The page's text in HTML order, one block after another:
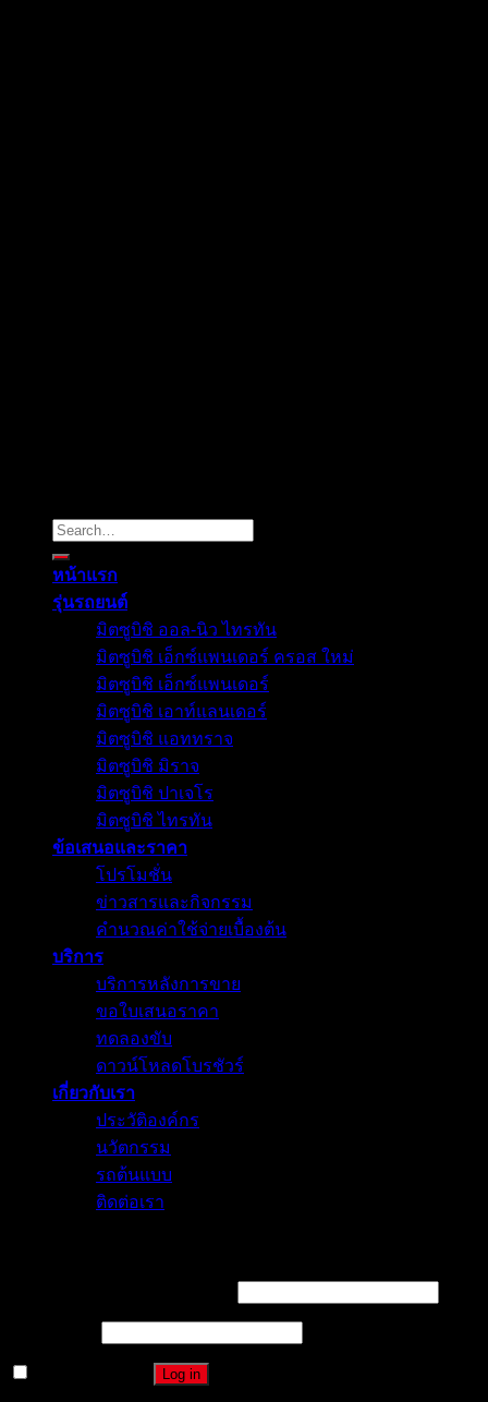
Search
for:
หน้าแรก
รุ่นรถยนต์
มิตซูบิชิ ออล-นิว ไทรทัน
มิตซูบิชิ เอ็กซ์แพนเดอร์ ครอส ใหม่
มิตซูบิชิ เอ็กซ์แพนเดอร์
มิตซูบิชิ เอาท์แลนเดอร์
มิตซูบิชิ แอททราจ
มิตซูบิชิ มิราจ
มิตซูบิชิ ปาเจโร
มิตซูบิชิ ไทรทัน
ข้อเสนอและราคา
โปรโมชั่น
ข่าวสารและกิจกรรม
คำนวณค่าใช้จ่ายเบื้องต้น
บริการ
บริการหลังการขาย
ขอใบเสนอราคา
ทดลองขับ
ดาวน์โหลดโบรชัวร์
เกี่ยวกับเรา
ประวัติองค์กร
นวัตกรรม
รถต้นแบบ
ติดต่อเรา
Log in